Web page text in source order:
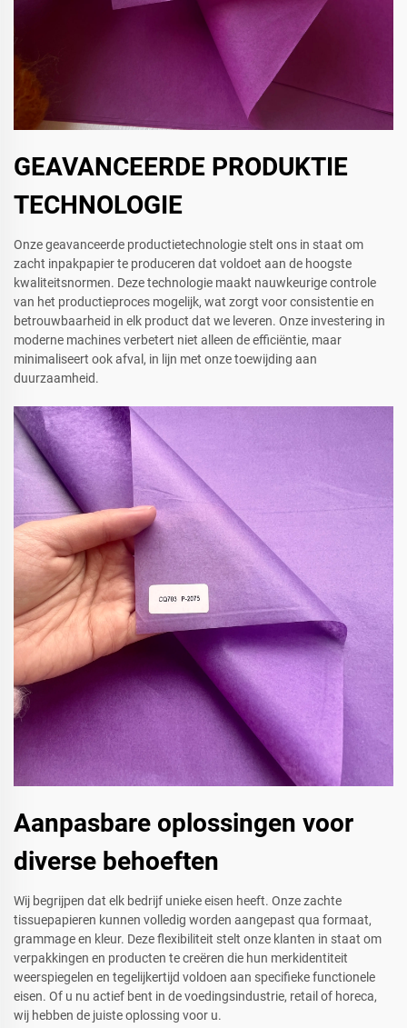
GEAVANCEERDE PRODUKTIE
TECHNOLOGIE
Onze geavanceerde productietechnologie stelt ons in staat om
zacht inpakpapier te produceren dat voldoet aan de hoogste
kwaliteitsnormen. Deze technologie maakt nauwkeurige controle
van het productieproces mogelijk, wat zorgt voor consistentie en
betrouwbaarheid in elk product dat we leveren. Onze investering in
moderne machines verbetert niet alleen de efficiëntie, maar
minimaliseert ook afval, in lijn met onze toewijding aan
duurzaamheid.
Aanpasbare oplossingen voor
diverse behoeften
Wij begrijpen dat elk bedrijf unieke eisen heeft. Onze zachte
tissuepapieren kunnen volledig worden aangepast qua formaat,
grammage en kleur. Deze flexibiliteit stelt onze klanten in staat om
verpakkingen en producten te creëren die hun merkidentiteit
weerspiegelen en tegelijkertijd voldoen aan specifieke functionele
eisen. Of u nu actief bent in de voedingsindustrie, retail of horeca,
wij hebben de juiste oplossing voor u.